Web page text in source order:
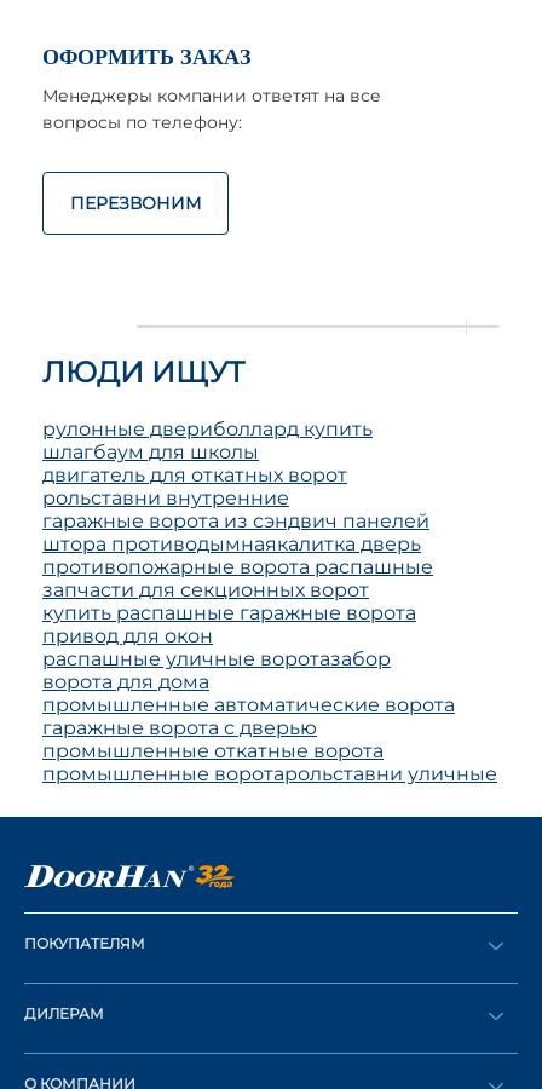
ОФОРМИТЬ ЗАКАЗ
Менеджеры компании ответят на все
вопросы по телефону:
ПЕРЕЗВОНИМ
ЛЮДИ ИЩУТ
рулонные двериболлард купить
шлагбаум для школы
двигатель для откатных ворот
рольставни внутренние
гаражные ворота из сэндвич панелей
штора противодымнаякалитка дверь
противопожарные ворота распашные
запчасти для секционных ворот
купить распашные гаражные ворота
привод для окон
распашные уличные воротазабор
ворота для дома
промышленные автоматические ворота
гаражные ворота с дверью
промышленные откатные ворота
промышленные воротарольставни уличные
ПОКУПАТЕЛЯМ
Оформить заказ
Каталог
ДИЛЕРАМ
Стать дилером
О КОМПАНИИ